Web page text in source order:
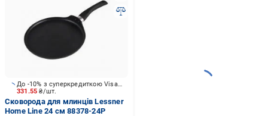
331.55₴/шт.
До -10% з суперкредиткою Visa Вигода
Сковорода для млинців Lessner
Home Line 24 см 88378-24P